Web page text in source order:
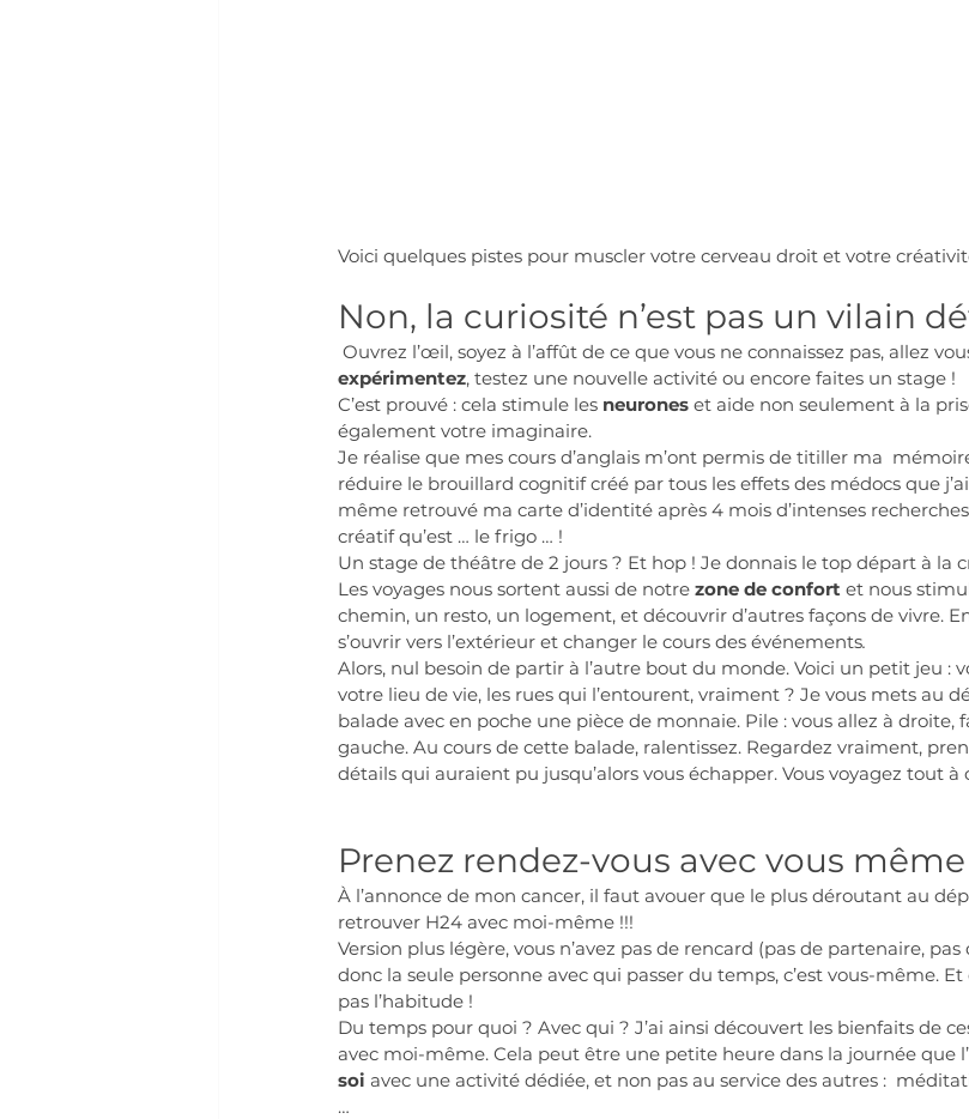
Voici quelques pistes pour muscler votre cerveau droit et votre
Non, la curiosité n’est pas un vilain
Ouvrez l’œil, soyez à l’affût de ce que vous ne connaissez pas, allez
expérimentez, testez une nouvelle activité ou encore faites un stage !
C’est prouvé : cela stimule les neurones et aide non seulement à la
également votre imaginaire.
Je réalise que mes cours d’anglais m’ont permis de titiller ma
réduire le brouillard cognitif créé par tous les effets des médocs que
même retrouvé ma carte d’identité après 4 mois d’intenses
créatif qu’est … le frigo … !
Un stage de théâtre de 2 jours ? Et hop ! Je donnais le top départ à la
Les voyages nous sortent aussi de notre zone de confort et nous
chemin, un resto, un logement, et découvrir d’autres façons de vivre.
s’ouvrir vers l’extérieur et changer le cours des événements.
Alors, nul besoin de partir à l’autre bout du monde. Voici un petit jeu :
votre lieu de vie, les rues qui l’entourent, vraiment ? Je vous mets au
balade avec en poche une pièce de monnaie. Pile : vous allez à droite,
gauche. Au cours de cette balade, ralentissez. Regardez vraiment,
détails qui auraient pu jusqu’alors vous échapper. Vous voyagez tout à
Prenez rendez-vous avec vous même
À l’annonce de mon cancer, il faut avouer que le plus déroutant au
retrouver H24 avec moi-même !!!
Version plus légère, vous n’avez pas de rencard (pas de partenaire, pas
donc la seule personne avec qui passer du temps, c’est vous-même.
pas l’habitude !
Du temps pour quoi ? Avec qui ? J’ai ainsi découvert les bienfaits de
avec moi-même. Cela peut être une petite heure dans la journée que
soi avec une activité dédiée, et non pas au service des autres :
…